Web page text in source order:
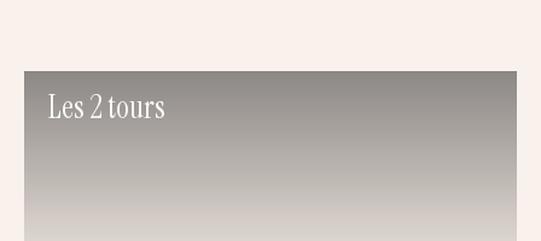
Les 2 tours